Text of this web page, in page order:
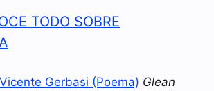
TODO SOBRE
Gerbasi (Poema) Glean